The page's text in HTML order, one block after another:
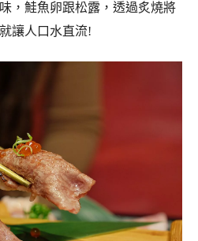
，鮭魚卵跟松露，透過炙燒將
讓人口水直流!